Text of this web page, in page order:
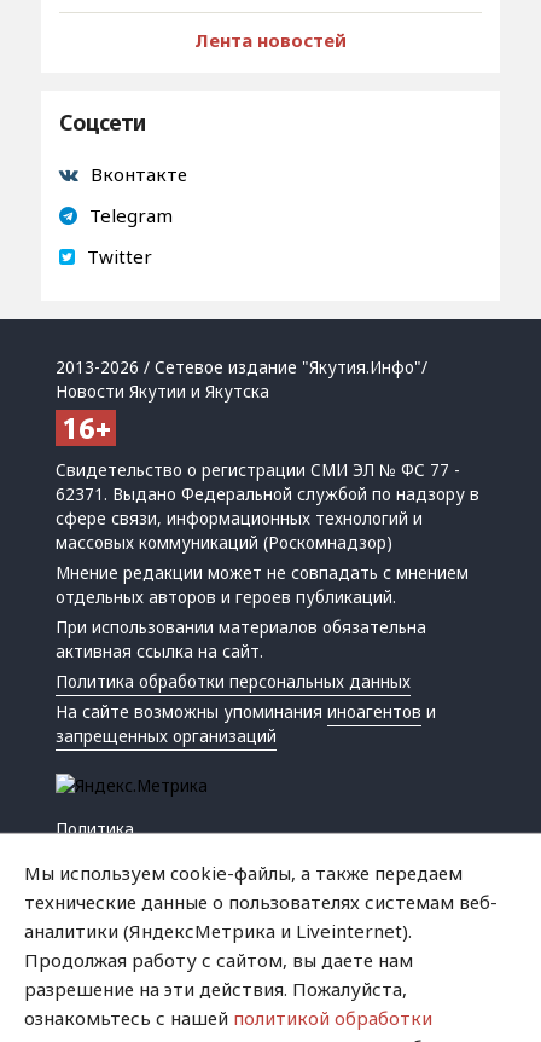
Лента новостей
Соцсети
Вконтакте
Telegram
Twitter
2013-2026 / Сетевое издание "Якутия.Инфо"/
Новости Якутии и Якутска
Свидетельство о регистрации СМИ ЭЛ № ФС 77 -
62371. Выдано Федеральной службой по надзору в
сфере связи, информационных технологий и
массовых коммуникаций (Роскомнадзор)
Мнение редакции может не совпадать с мнением
отдельных авторов и героев публикаций.
При использовании материалов обязательна
активная ссылка на сайт.
Политика обработки персональных данных
На сайте возможны упоминанияиноагентов и
запрещенных организаций
Политика
Криминал
Мы используем cookie-файлы, а также передаем
технические данные о пользователях системам веб-
аналитики (ЯндексМетрика и Liveinternet).
Продолжая работу с сайтом, вы даете нам
разрешение на эти действия. Пожалуйста,
ознакомьтесь с нашей политикой обработки